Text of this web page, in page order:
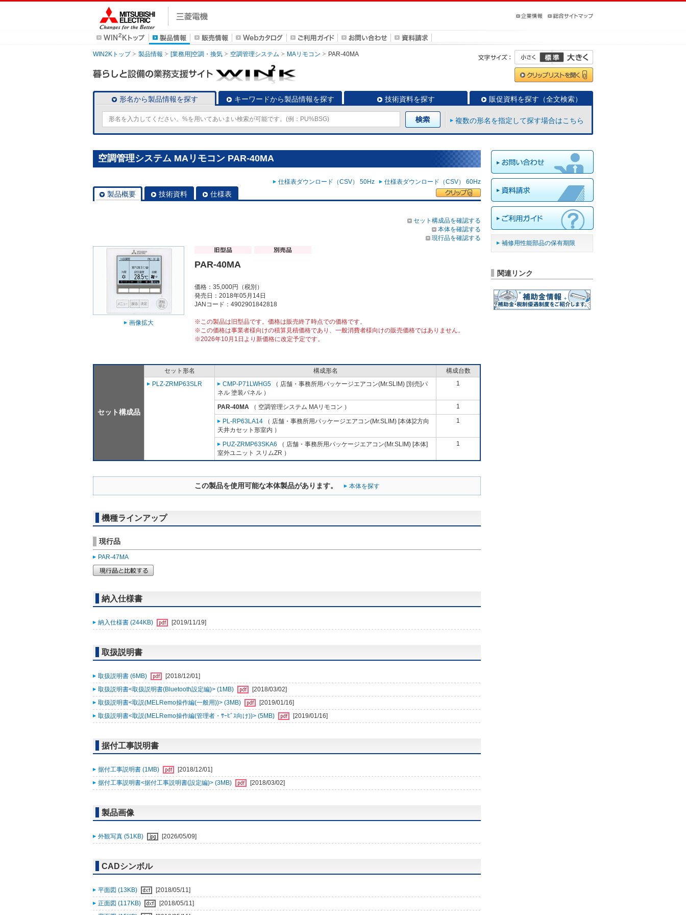
WIN2Kトップ 製品情報 [業務用]空調・換気 空調管理システム MAリモコン PAR-40MA
形名から製品情報を探す キーワードから製品情報を探す 技術資料を探す 販促資料を探す（全文検索）
複数の形名を指定して探す場合はこちら
空調管理システム MAリモコン PAR-40MA
仕様表ダウンロード（CSV） 50Hz 仕様表ダウンロード（CSV） 60Hz
製品概要 技術資料 仕様表
セット構成品を確認する
本体を確認する
現行品を確認する
画像拡大
PAR-40MA
価格：35,000円（税別）
発売日：2018年05月14日
JANコード：4902901842818
※この製品は旧型品です。価格は販売終了時点での価格です。
※この価格は事業者様向けの積算見積価格であり、一般消費者様向けの販売価格ではありません。
※2026年10月1日より新価格に改定予定です。
セット構成品
セット形名 構成形名
構成台数
PLZ-ZRMP63SLR
CMP-P71LWHG5 （ 店舗・事務所用パッケージエアコン(Mr.SLIM) [別売]パ
ネル 塗装パネル ）
1
PAR-40MA （ 空調管理システム MAリモコン ） 1
PL-RP63LA14 （ 店舗・事務所用パッケージエアコン(Mr.SLIM) [本体]2方向
天井カセット形室内 ）
1
PUZ-ZRMP63SKA6 （ 店舗・事務所用パッケージエアコン(Mr.SLIM) [本体]
室外ユニット スリムZR ）
1
この製品を使用可能な本体製品があります。 本体を探す
機種ラインアップ
現行品
PAR-47MA
納入仕様書
納入仕様書 (244KB) [2019/11/19]
取扱説明書
取扱説明書 (6MB)
[2018/12/01]
取扱説明書<取扱説明書(Bluetooth設定編)> (1MB)
[2018/03/02]
取扱説明書<取説(MELRemo操作編(一般用))> (3MB)
[2019/01/16]
取扱説明書<取説(MELRemo操作編(管理者・ｻｰﾋﾞｽ向け))> (5MB)
[2019/01/16]
据付工事説明書
据付工事説明書 (1MB)
[2018/12/01]
据付工事説明書<据付工事説明書(設定編)> (3MB)
[2018/03/02]
製品画像
外観写真 (51KB) [2026/05/09]
CADシンボル
平面図 (13KB)
[2018/05/11]
正面図 (117KB)
[2018/05/11]
補修用性能部品の保有期限
関連リンク